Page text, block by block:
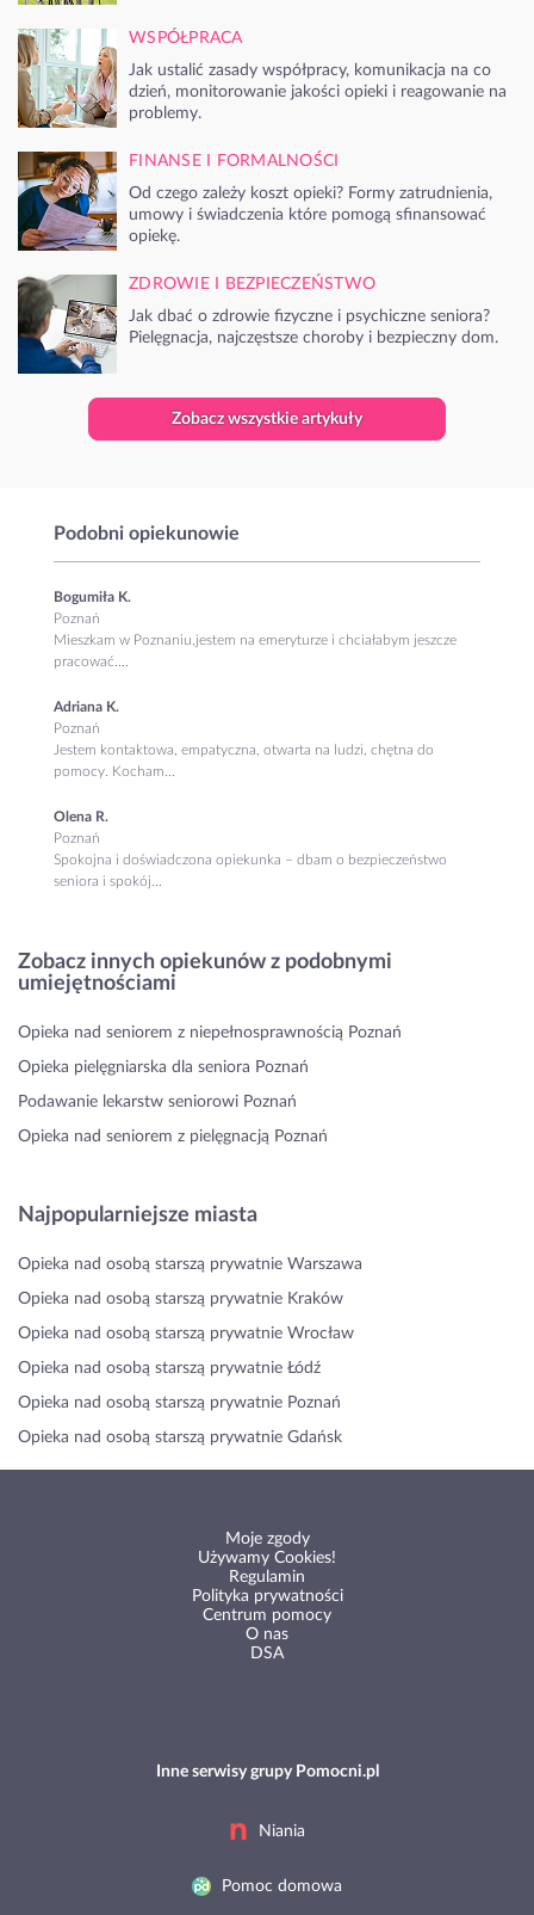
WSPÓŁPRACA
Jak ustalić zasady współpracy, komunikacja na co
dzień, monitorowanie jakości opieki i reagowanie na
problemy.
FINANSE I FORMALNOŚCI
Od czego zależy koszt opieki? Formy zatrudnienia,
umowy i świadczenia które pomogą sfinansować
opiekę.
ZDROWIE I BEZPIECZEŃSTWO
Jak dbać o zdrowie fizyczne i psychiczne seniora?
Pielęgnacja, najczęstsze choroby i bezpieczny dom.
Zobacz wszystkie artykuły
Podobni opiekunowie
Bogumiła K.
Poznań
Mieszkam w Poznaniu,jestem na emeryturze i chciałabym jeszcze
pracować....
Adriana K.
Poznań
Jestem kontaktowa, empatyczna, otwarta na ludzi, chętna do
pomocy. Kocham...
Olena R.
Poznań
Spokojna i doświadczona opiekunka – dbam o bezpieczeństwo
seniora i spokój...
Zobacz innych opiekunów z podobnymi
umiejętnościami
Opieka nad seniorem z niepełnosprawnością Poznań
Opieka pielęgniarska dla seniora Poznań
Podawanie lekarstw seniorowi Poznań
Opieka nad seniorem z pielęgnacją Poznań
Najpopularniejsze miasta
Opieka nad osobą starszą prywatnie Warszawa
Opieka nad osobą starszą prywatnie Kraków
Opieka nad osobą starszą prywatnie Wrocław
Opieka nad osobą starszą prywatnie Łódź
Opieka nad osobą starszą prywatnie Poznań
Opieka nad osobą starszą prywatnie Gdańsk
Moje zgody
Używamy Cookies!
Regulamin
Polityka prywatności
Centrum pomocy
O nas
DSA
Inne serwisy grupy Pomocni.pl
Niania
Pomoc domowa